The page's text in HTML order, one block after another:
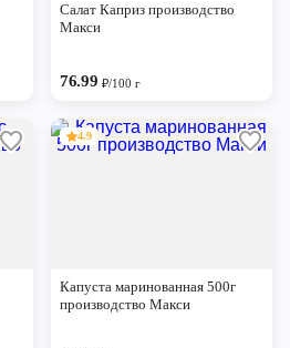
Салат Каприз производство
Макси
76.99₽/100 г
4.9
Капуста маринованная 500г
производство Макси